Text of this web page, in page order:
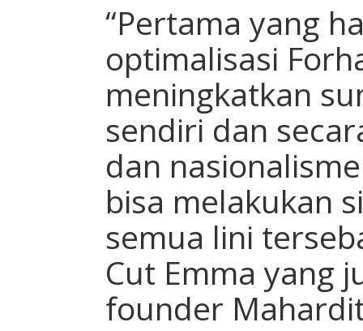
“Pertama yang
optimalisasi
meningkatkan
sendiri dan
dan
bisa melakukan
semua lini
Cut Emma yang
founder